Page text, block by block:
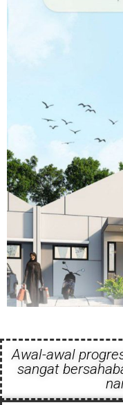
Awal-awal
sangat